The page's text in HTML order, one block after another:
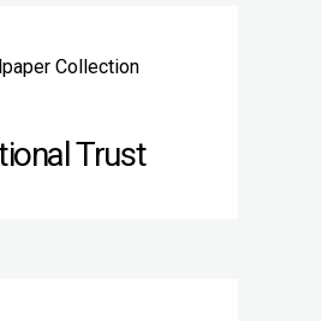
Collection
Trust